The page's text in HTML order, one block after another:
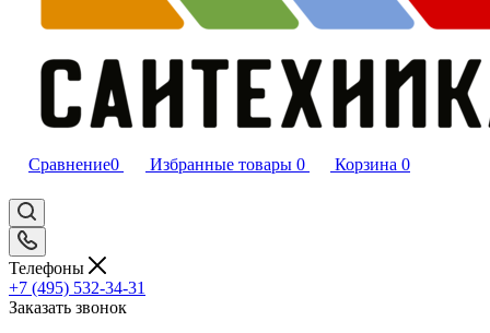
Сравнение0 Избранные товары 0 Корзина 0
Телефоны
+7 (495) 532‑34‑31
Заказать звонок